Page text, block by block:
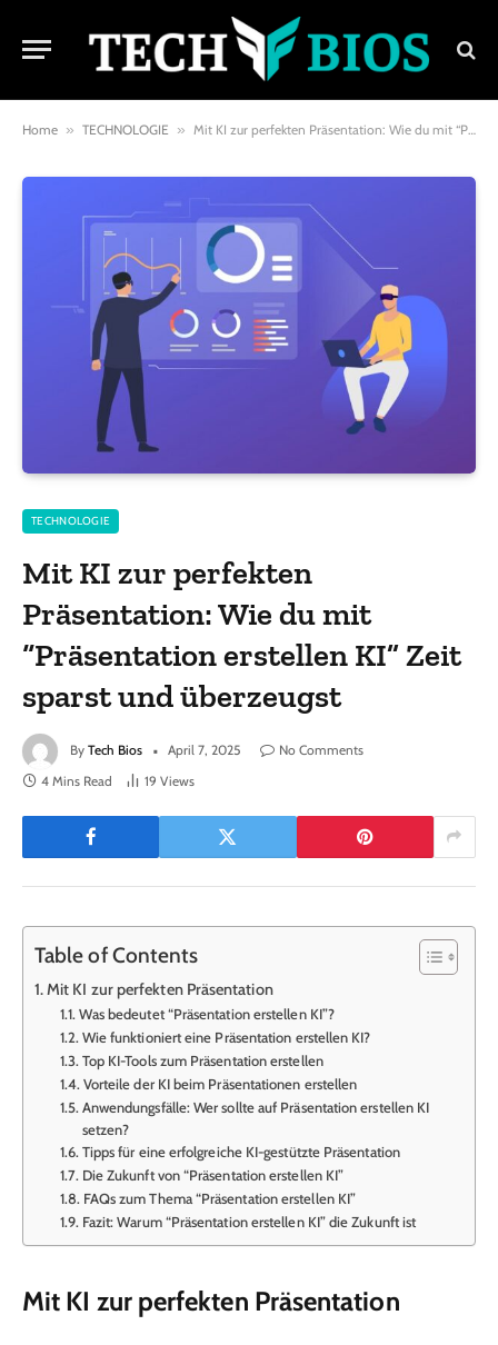
Home » TECHNOLOGIE » Mit KI zur perfekten Präsentation: Wie du mit “Präsentation erstellen KI” Zeit sparst und überzeugst
TECHNOLOGIE
Mit KI zur perfekten
Präsentation: Wie du mit
“Präsentation erstellen KI” Zeit
sparst und überzeugst
By Tech Bios April 7, 2025
No Comments
4 Mins Read
19 Views
Table of Contents
Mit KI zur perfekten Präsentation
Was bedeutet “Präsentation erstellen KI”?
Wie funktioniert eine Präsentation erstellen KI?
Top KI-Tools zum Präsentation erstellen
Vorteile der KI beim Präsentationen erstellen
Anwendungsfälle: Wer sollte auf Präsentation erstellen KI
setzen?
Tipps für eine erfolgreiche KI-gestützte Präsentation
Die Zukunft von “Präsentation erstellen KI”
FAQs zum Thema “Präsentation erstellen KI”
Fazit: Warum “Präsentation erstellen KI” die Zukunft ist
Mit KI zur perfekten Präsentation